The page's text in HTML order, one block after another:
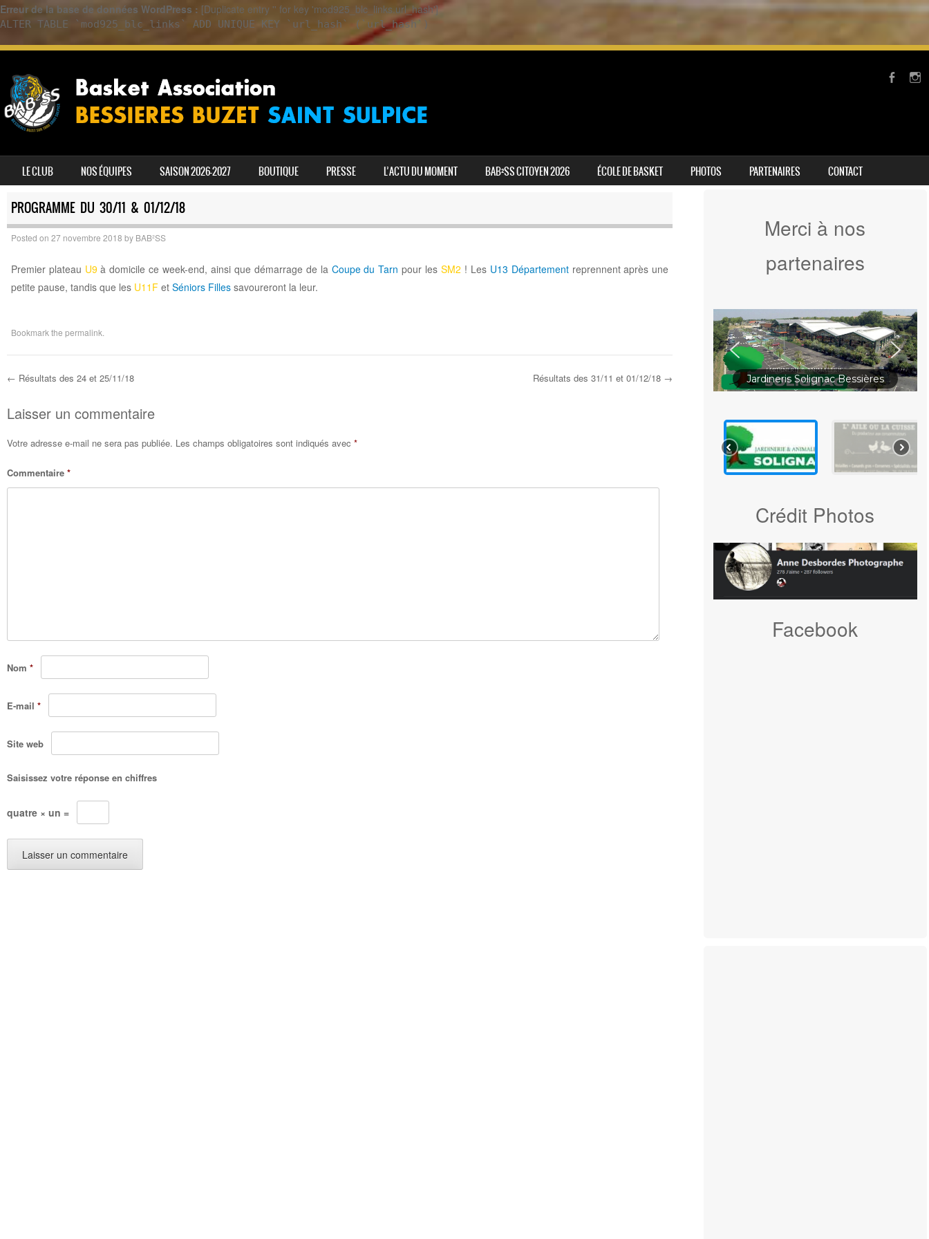
Erreur de la base de données WordPress : [Duplicate entry '' for key 'mod925_blc_links.url_hash']
ALTER TABLE `mod925_blc_links` ADD UNIQUE KEY `url_hash` (`url_hash`)
MENU
SKIP TO CONTENT
LE CLUB NOS ÉQUIPES SAISON 2026-2027 BOUTIQUE PRESSE L’ACTU DU MOMENT BAB²SS CITOYEN 2026 ÉCOLE DE BASKET PHOTOS PARTENAIRES CONTACT
PROGRAMME DU 30/11 & 01/12/18
Posted on 27 novembre 2018 by BAB²SS
Premier plateau U9à domicile ce week-end, ainsi que démarrage de la Coupe du Tarn pour lesSM2 ! Les U13 Départementreprennent après une
petite pause, tandis que les U11Fet Séniors Fillessavoureront la leur.
Bookmark the permalink
Post navigation
← Résultats des 24 et 25/11/18 Résultats des 31/11 et 01/12/18 →
Laisser un commentaire
Votre adresse e-mail ne sera pas publiée. Les champs obligatoires sont indiqués avec *
Commentaire *
Nom *
E-mail *
Site web
Saisissez votre réponse en chiffres
quatre × un =
Merci à nos
partenaires
Jardineris Solignac Bessières
Crédit Photos
Facebook